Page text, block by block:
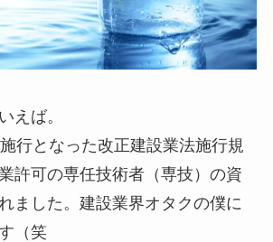
えば。
行となった改正建設業法施行規
許可の専任技術者（専技）の資
ました。建設業界オタクの僕に
（笑